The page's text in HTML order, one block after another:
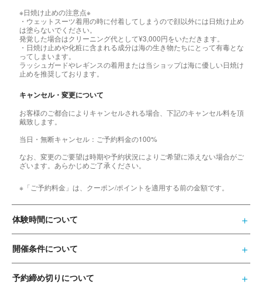
※日焼け止めの注意点※
・ウェットスーツ着用の時に付着してしまうので顔以外には日焼け止め
は塗らないでください。
発覚した場合はクリーニング代として¥3,000円をいただきます。
・日焼け止めや化粧に含まれる成分は海の生き物たちにとって有毒とな
ってしまいます。
ラッシュガードやレギンスの着用または当ショップは海に優しい日焼け
止めを推奨しております。
キャンセル・変更について
お客様のご都合によりキャンセルされる場合、下記のキャンセル料を頂
戴致します。
当日・無断キャンセル：ご予約料金の100%
なお、変更のご要望は時期や予約状況によりご希望に添えない場合がご
ざいます。あらかじめご了承ください。
※「ご予約料金」は、クーポン/ポイントを適用する前の金額です。
体験時間について
開催条件について
予約締め切りについて